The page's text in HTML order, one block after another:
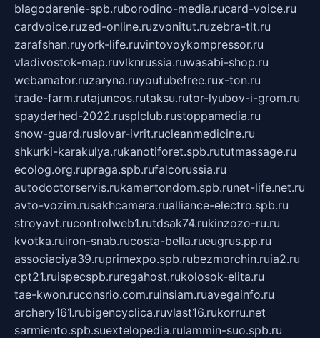
blagodarenie-spb.ruborodino-media.rucard-voice.ru
cardvoice.ruzed-online.ruzvonitut.ruzebra-tlt.ru
zarafshan.ruyork-life.ruvintovoykompressor.ru
vladivostok-map.ruvlknrussia.ruwasabi-shop.ru
webamator.ruzaryna.ruyoutubefree.rux-ton.ru
trade-farm.rutajuncos.rutaksu.rutor-lyubov-i-grom.ru
spayderhed-2022.rusplclub.rustoppamedia.ru
snow-guard.ruslovar-ivrit.rucleanmedicine.ru
shkurki-karakulya.rukanotiforet.spb.rututmassage.ru
ecolog.org.rupraga.spb.rufalcorussia.ru
autodoctorservis.rukamertondom.spb.runet-life.net.ru
avto-vozim.rusakhcamera.rualliance-electro.spb.ru
stroyavt.rucontrolweb1.rutdsak74.rukinzozo-ru.ru
kvotka.ruiron-snab.rucosta-bella.rueugrus.pp.ru
associaciya39.ruprimexpo.spb.rubezmorchin.ruia2.ru
cpt21.ruispecspb.ruregahost.rukolosok-elita.ru
tae-kwon.ruconsrio.com.ruinsiam.ruavegainfo.ru
archery161.rubigencyclica.ruvlast16.rukorru.net
sarmiento.spb.suextelopedia.rulammin-suo.spb.ru